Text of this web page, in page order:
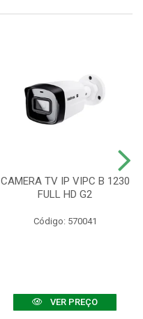
CAMERA TV IP VIPC B 1230
FULL HD G2
Código: 570041
VER PREÇO